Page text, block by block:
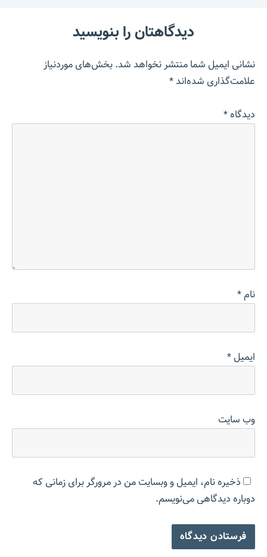
دیدگاهتان را بنویسید
نشانی ایمیل شما منتشر نخواهد شد.بخش‌های موردنیاز
علامت‌گذاری شده‌اند*
دیدگاه*
نام*
ایمیل*
وب‌ سایت
ذخیره نام، ایمیل و وبسایت من در مرورگر برای زمانی که
دوباره دیدگاهی می‌نویسم.